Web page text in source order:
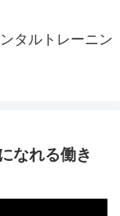
タルトレーニン
なれる働き